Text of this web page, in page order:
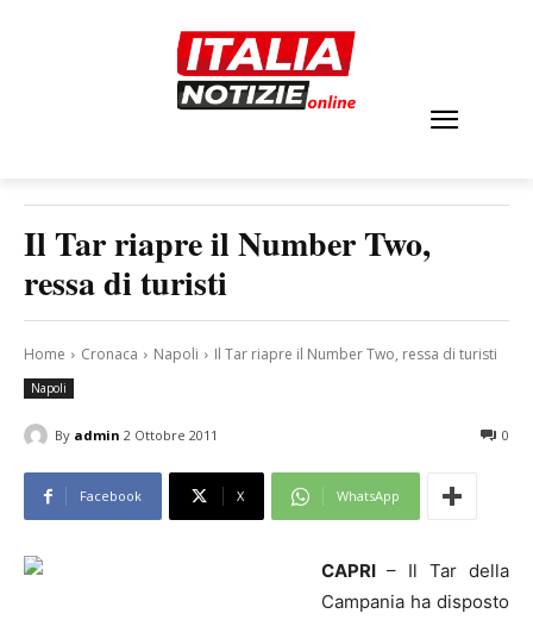
Il Tar riapre il Number Two,
ressa di turisti
Home Cronaca Napoli Il Tar riapre il Number Two, ressa di turisti
Napoli
By admin 2 Ottobre 2011 0
Facebook X WhatsApp
CAPRI – Il Tar della
Campania ha disposto